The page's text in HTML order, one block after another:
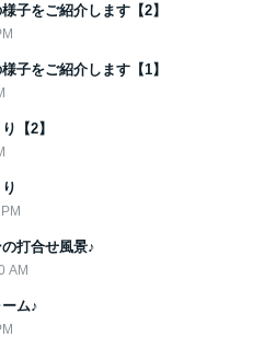
子をご紹介します【2】
子をご紹介します【1】
【2】
打合せ風景♪
AM
ム♪